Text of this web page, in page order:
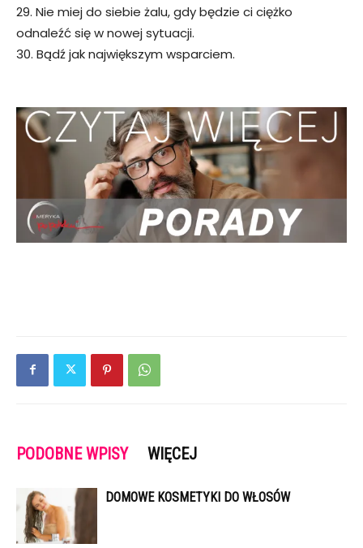
29. Nie miej do siebie żalu, gdy będzie ci ciężko
odnaleźć się w nowej sytuacji.
30. Bądź jak największym wsparciem.
PODOBNE WPISY WIĘCEJ
DOMOWE KOSMETYKI DO WŁOSÓW